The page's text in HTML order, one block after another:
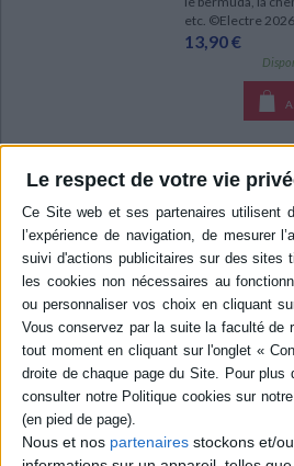
Le respect de votre vie
Nous et nos partenaires stockons et/
etc. ©Electre 2026
13,90 €
Dinogommettes :
dinosaures !
Un album pour
gommettes de
placer sur des
2026
6,90 €